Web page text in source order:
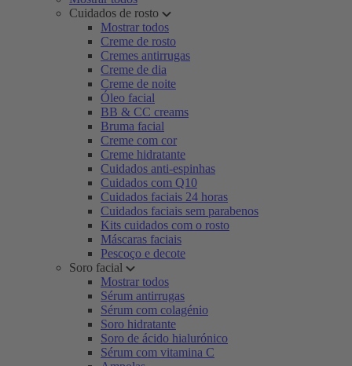
Cuidados de rosto
Mostrar todos
Creme de rosto
Cremes antirrugas
Creme de dia
Creme de noite
Óleo facial
BB & CC creams
Bruma facial
Creme com cor
Creme hidratante
Cuidados anti-espinhas
Cuidados com Q10
Cuidados faciais 24 horas
Cuidados faciais sem parabenos
Kits cuidados com o rosto
Máscaras faciais
Pescoço e decote
Soro facial
Mostrar todos
Sérum antirrugas
Sérum com colagénio
Soro hidratante
Soro de ácido hialurónico
Sérum com vitamina C